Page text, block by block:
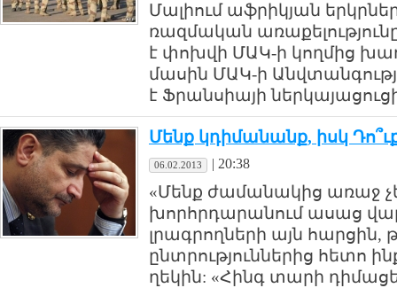
Մալիում աֆրիկյան
ռազմական
է փոխվի ՄԱԿ-ի կողմից
մասին ՄԱԿ-ի
է Ֆրանսիայի
Մենք կդիմանանք, իսկ
06.02.2013 | 20:38
«Մենք ժամանակից առաջ
խորհրդարանում ասաց
լրագրողների այն
ընտրություններից հետո
ղեկին: «Հինգ տարի